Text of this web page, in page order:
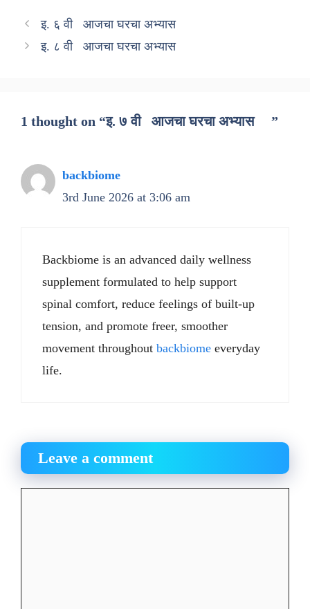
इ. ६ वी आजचा घरचा अभ्यास
इ. ८ वी आजचा घरचा अभ्यास
1 thought on “इ. ७ वी आजचा घरचा अभ्यास ”
backbiome
3rd June 2026 at 3:06 am
Backbiome is an advanced daily wellness
supplement formulated to help support
spinal comfort, reduce feelings of built-up
tension, and promote freer, smoother
movement throughout backbiome everyday
life.
Leave a comment